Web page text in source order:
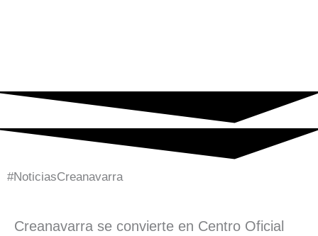
#NoticiasCreanavarra
Creanavarra se convierte en Centro Oficial